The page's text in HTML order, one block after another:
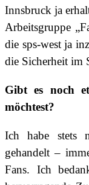
Innsbruck ja
Arbeitsgruppe
die sps-west ja
die Sicherheit im
Gibt es noch
möchtest?
Ich habe stets
gehandelt –
Fans. Ich